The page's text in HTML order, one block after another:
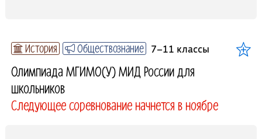
История Обществознание 7–11 классы
Олимпиада МГИМО(У) МИД России для
школьников
Следующее соревнование начнется в ноябре